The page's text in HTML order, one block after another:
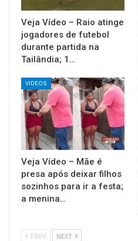
Veja Vídeo – Raio atinge
jogadores de futebol
durante partida na
Tailândia; 1…
VIDEOS
Veja Vídeo – Mãe é
presa após deixar filhos
sozinhos para ir a festa;
a menina…
PREV NEXT